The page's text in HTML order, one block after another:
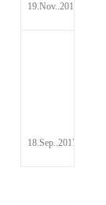
19.Nov..2017
18.Sep..2017